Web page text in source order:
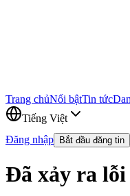
Trang chủNổi bậtTin tức
Tiếng Việt
Đăng nhập
Bắt đầu đăng tin
Đã xảy ra lỗi